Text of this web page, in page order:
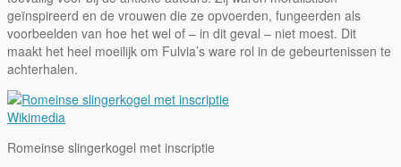
geïnspireerd en de vrouwen die ze opvoerden, fungeerden als
voorbeelden van hoe het wel of – in dit geval – niet moest. Dit
maakt het heel moeilijk om Fulvia’s ware rol in de gebeurtenissen te
achterhalen.
Wikimedia
Romeinse slingerkogel met inscriptie